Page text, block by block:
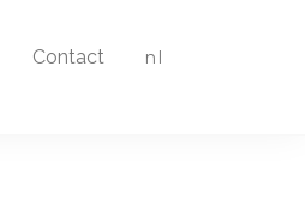
Contact nl